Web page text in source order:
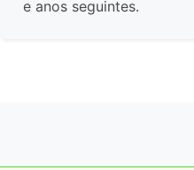
e anos seguintes.